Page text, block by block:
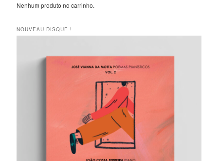
Nenhum produto no carrinho.
NOUVEAU DISQUE !